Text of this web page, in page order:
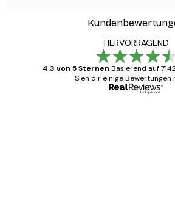
HERVORRAGEND
4.3 von 5 Sternen Basierend auf
Sieh dir einige Bewertungen